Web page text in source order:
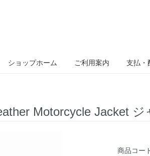
ショップホーム ご利用案内 支払・
Motorcycle Jacket
商品コー